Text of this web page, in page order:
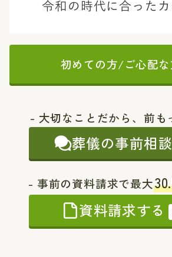
令和の時代に合ったカ
初めての方/ご心配な
- 大切なことだから、前も
葬儀の事前相談
- 事前の資料請求で最大
資料請求する